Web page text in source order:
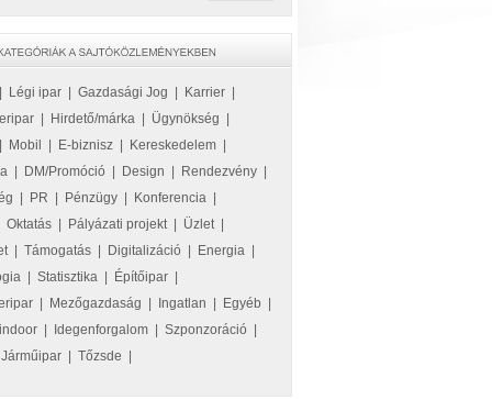
Légi ipar Gazdasági Jog Karrier
Hirdető/márka Ügynökség
Mobil E-biznisz Kereskedelem
DM/Promóció Design Rendezvény
PR Pénzügy Konferencia
Oktatás Pályázati projekt| Üzlet|
| Támogatás Digitalizáció Energia
Statisztika Építőipar
Mezőgazdaság Ingatlan Egyéb
Idegenforgalom Szponzoráció
Járműipar Tőzsde